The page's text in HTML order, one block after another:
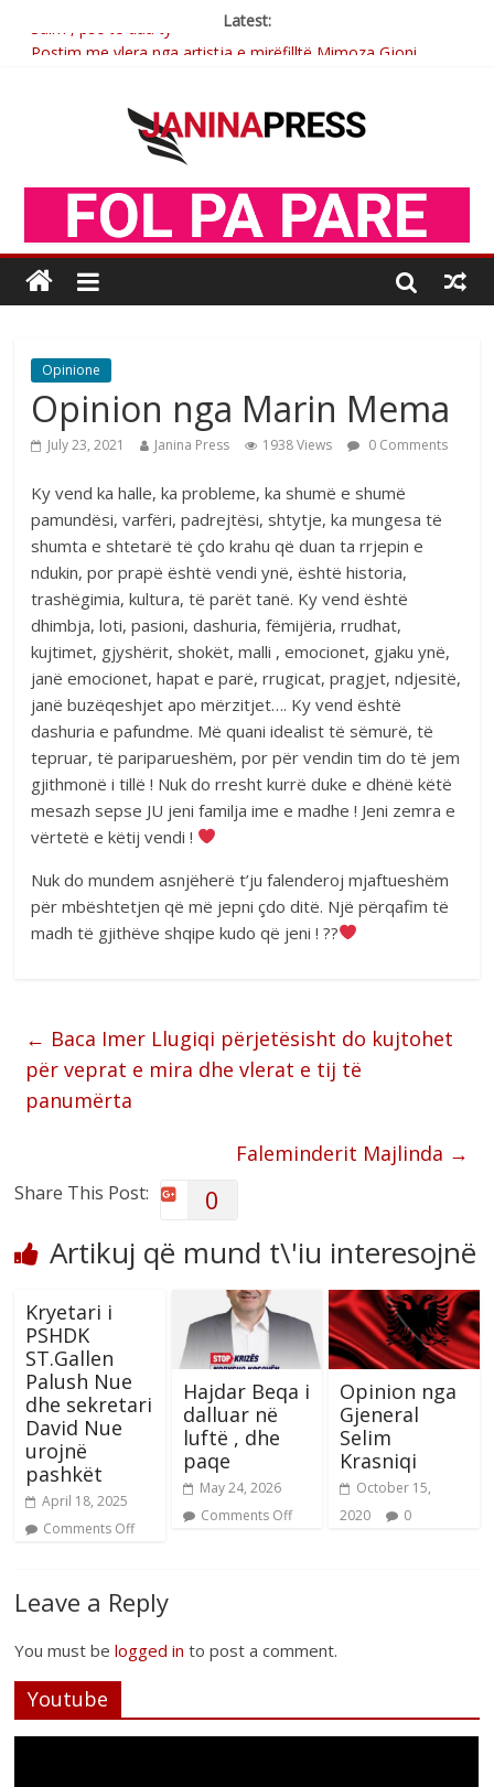
Latest:
Postim me vlera nga artistja e mirëfilltë Mimoza Gjoni
Brahim Çekaj njē veprimtar i respektuar i çeshtjës kombëtare
Opinione
Opinion nga Marin Mema
July 23, 2021 Janina Press 1938 Views 0 Comments
Ky vend ka halle, ka probleme, ka shumë e shumë
pamundësi, varfëri, padrejtësi, shtytje, ka mungesa të
shumta e shtetarë të çdo krahu që duan ta rrjepin e
ndukin, por prapë është vendi ynë, është historia,
trashëgimia, kultura, të parët tanë. Ky vend është
dhimbja, loti, pasioni, dashuria, fëmijëria, rrudhat,
kujtimet, gjyshërit, shokët, malli , emocionet, gjaku ynë,
janë emocionet, hapat e parë, rrugicat, pragjet, ndjesitë,
janë buzëqeshjet apo mërzitjet…. Ky vend është
dashuria e pafundme. Më quani idealist të sëmurë, të
tepruar, të pariparueshëm, por për vendin tim do të jem
gjithmonë i tillë ! Nuk do rresht kurrë duke e dhënë këtë
mesazh sepse JU jeni familja ime e madhe ! Jeni zemra e
vërtetë e këtij vendi !
Nuk do mundem asnjëherë t’ju falenderoj mjaftueshëm
për mbështetjen që më jepni çdo ditë. Një përqafim të
madh të gjithëve shqipe kudo që jeni ! ??
← Baca Imer Llugiqi përjetësisht do kujtohet
për veprat e mira dhe vlerat e tij të
panumërta
Faleminderit Majlinda →
Share This Post: 0
Artikuj që mund t\'iu interesojnë
Kryetari i
PSHDK
ST.Gallen
Palush Nue
dhe sekretari
David Nue
urojnë
pashkët
April 18, 2025
Comments Off
Hajdar Beqa i
dalluar në
luftë , dhe
paqe
May 24, 2026
Comments Off
Opinion nga
Gjeneral
Selim
Krasniqi
October 15,
2020
0
Leave a Reply
You must belogged in to post a comment.
Youtube